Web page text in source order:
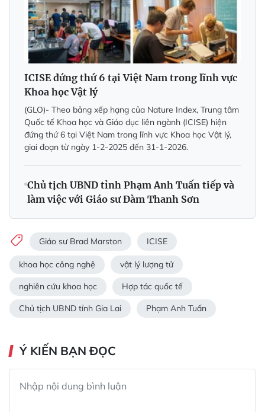
ICISE đứng thứ 6 tại Việt Nam trong lĩnh vực
Khoa học Vật lý
(GLO)- Theo bảng xếp hạng của Nature Index, Trung tâm
Quốc tế Khoa học và Giáo dục liên ngành (ICISE) hiện
đứng thứ 6 tại Việt Nam trong lĩnh vực Khoa học Vật lý,
giai đoạn từ ngày 1-2-2025 đến 31-1-2026.
Chủ tịch UBND tỉnh Phạm Anh Tuấn tiếp và
làm việc với Giáo sư Đàm Thanh Sơn
Giáo sư Brad Marston ICISE
khoa học công nghệ vật lý lượng tử
nghiên cứu khoa học Hợp tác quốc tế
Chủ tịch UBND tỉnh Gia Lai Phạm Anh Tuấn
Ý KIẾN BẠN ĐỌC